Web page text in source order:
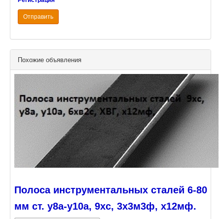
Отправить
Похожие объявления
Полоса инструментальных сталей 6-80
мм ст. у8а-у10а, 9хс, 3х3м3ф, х12мф.